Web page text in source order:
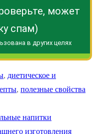
может
спам)
в других целях
, диетическое и
, полезные свойства
напитки
изготовления